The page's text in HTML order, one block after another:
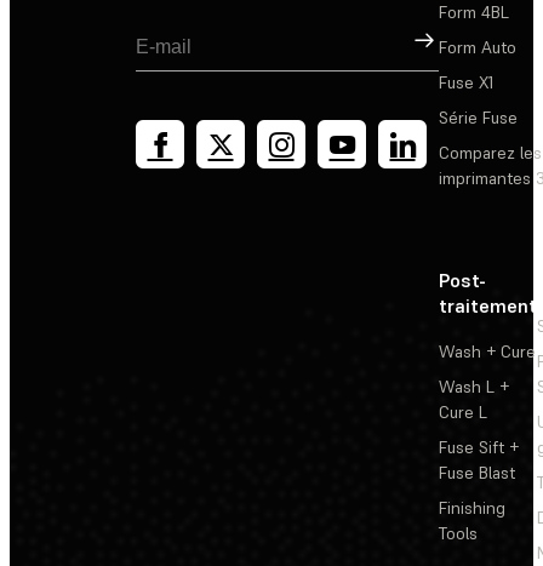
Inscription
Form 4BL
Form Auto
Fuse X1
Série Fuse
Comparez les
imprimantes
Post-
traitement
Wash + Cure
Wash L +
Cure L
Fuse Sift +
Fuse Blast
Finishing
Tools